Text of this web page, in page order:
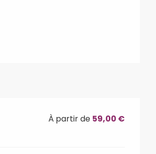
À partir de 59,00 €